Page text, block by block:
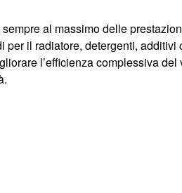
al massimo delle
per il radiatore, detergenti,
l’efficienza complessiva